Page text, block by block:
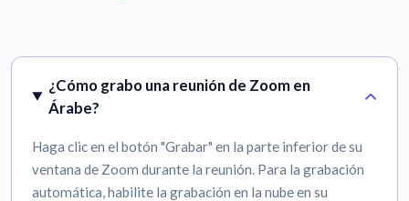
¿Cómo grabo una reunión de Zoom en
Árabe?
Haga clic en el botón "Grabar" en la parte inferior de su
ventana de Zoom durante la reunión. Para la grabación
automática, habilite la grabación en la nube en su